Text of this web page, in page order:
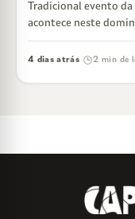
Tradicional evento
acontece neste
feijoada liberada
4 dias atrás· 2 min de